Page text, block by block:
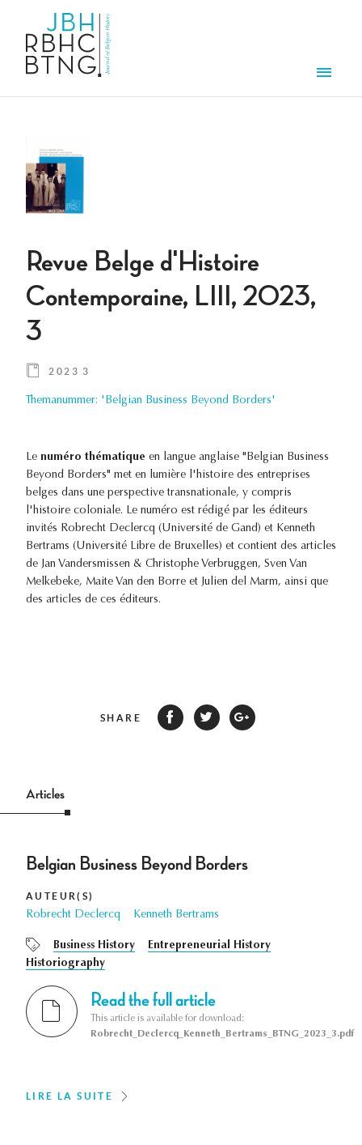
Revue Belge d'Histoire
Contemporaine, LIII, 2023,
3
2023 3
Themanummer: 'Belgian Business Beyond Borders'
Le numéro thématique en langue anglaise "Belgian Business
Beyond Borders" met en lumière l'histoire des entreprises
belges dans une perspective transnationale, y compris
l'histoire coloniale. Le numéro est rédigé par les éditeurs
invités Robrecht Declercq (Université de Gand) et Kenneth
Bertrams (Université Libre de Bruxelles) et contient des articles
de Jan Vandersmissen & Christophe Verbruggen, Sven Van
Melkebeke, Maite Van den Borre et Julien del Marm, ainsi que
des articles de ces éditeurs.
SHARE
Articles
Belgian Business Beyond Borders
AUTEUR(S)
Robrecht Declercq Kenneth Bertrams
Business History
Entrepreneurial History
Historiography
Read the full article
This article is available for download:
Robrecht_Declercq_Kenneth_Bertrams_BTNG_2023_3.pdf
LIRE LA SUITE